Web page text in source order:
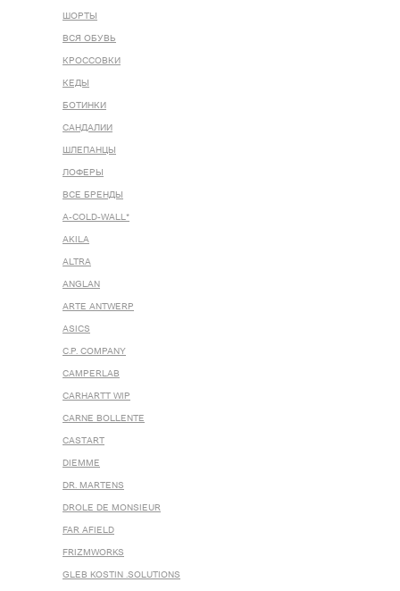
ШОРТЫ
ВСЯ ОБУВЬ
КРОССОВКИ
КЕДЫ
БОТИНКИ
САНДАЛИИ
ШЛЕПАНЦЫ
ЛОФЕРЫ
ВСЕ БРЕНДЫ
A-COLD-WALL*
AKILA
ALTRA
ANGLAN
ARTE ANTWERP
ASICS
C.P. COMPANY
CAMPERLAB
CARHARTT WIP
CARNE BOLLENTE
CASTART
DIEMME
DR. MARTENS
DROLE DE MONSIEUR
FAR AFIELD
FRIZMWORKS
GLEB KOSTIN .SOLUTIONS